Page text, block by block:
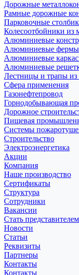
Дорожные
Рамные дорожные
Парковочные
Колесоотбойники из
Алюминиевые
Алюминиевые фермы
Алюминиевые
Алюминиевые
Лестницы и трапы
Сфера применения
Газонефтепровод
Горнодобывающая
Дорожное
Пищевая
Системы
Строительство
Электроэнергетика
Акции
Компания
Наше производство
Сертификаты
Структура
Сотрудники
Вакансии
Стать представителем
Новости
Статьи
Реквизиты
Партнеры
Контакты
Контакты